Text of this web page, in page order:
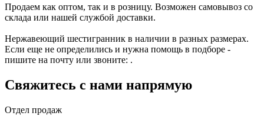
Продаем как оптом, так и в розницу. Возможен самовывоз со
склада или нашей службой доставки.
Нержавеющий шестигранник в наличии в разных размерах.
Если еще не определились и нужна помощь в подборе -
пишите на почту или звоните: .
Свяжитесь с нами напрямую
Отдел продаж